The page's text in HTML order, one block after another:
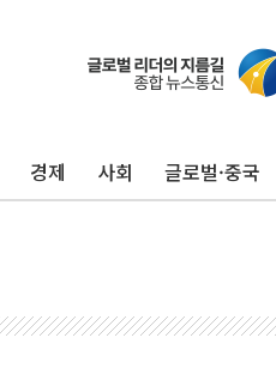
경제 사회 글로벌·중국